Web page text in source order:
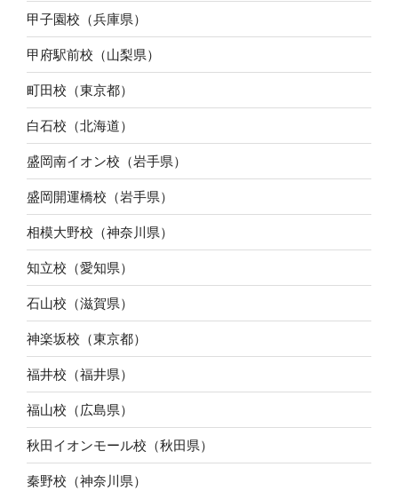
甲子園校（兵庫県）
甲府駅前校（山梨県）
町田校（東京都）
白石校（北海道）
盛岡南イオン校（岩手県）
盛岡開運橋校（岩手県）
相模大野校（神奈川県）
知立校（愛知県）
石山校（滋賀県）
神楽坂校（東京都）
福井校（福井県）
福山校（広島県）
秋田イオンモール校（秋田県）
秦野校（神奈川県）